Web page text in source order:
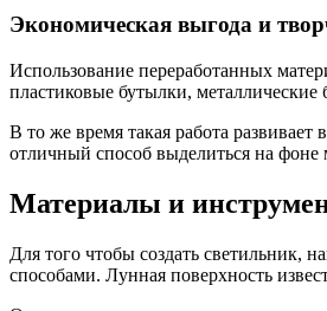
Экономическая выгода и
Использование переработанных
пластиковые бутылки,
В то же время такая работа
отличный способ выделиться на фоне
Материалы и
Для того чтобы создать
способами. Лунная поверхность